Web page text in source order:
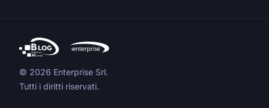
© 2026 Enterprise Srl.
Tutti i diritti riservati.